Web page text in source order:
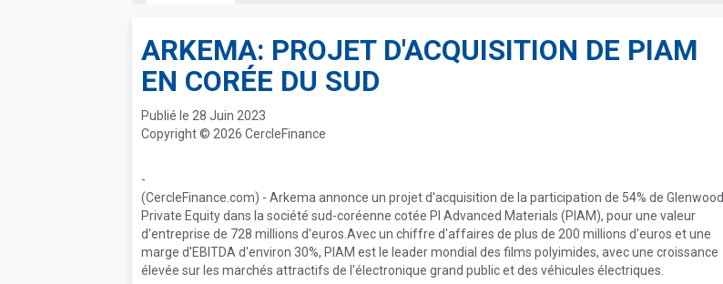
ARKEMA: PROJET D'ACQUISITION DE PIAM
EN CORÉE DU SUD
Publié le 28 Juin 2023
Copyright © 2026 CercleFinance
-
(CercleFinance.com) - Arkema annonce un projet d'acquisition de la participation de 54% de Glenwood
Private Equity dans la société sud-coréenne cotée PI Advanced Materials (PIAM), pour une valeur
d'entreprise de 728 millions d'euros.Avec un chiffre d'affaires de plus de 200 millions d'euros et une
marge d'EBITDA d'environ 30%, PIAM est le leader mondial des films polyimides, avec une croissance
élevée sur les marchés attractifs de l'électronique grand public et des véhicules électriques.